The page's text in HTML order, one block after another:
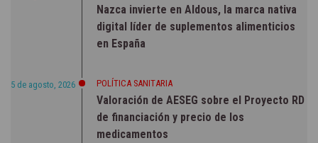
Nazca invierte en Aldous, la marca nativa
digital líder de suplementos alimenticios
en España
5 de agosto, 2026 POLÍTICA SANITARIA
Valoración de AESEG sobre el Proyecto RD
de financiación y precio de los
medicamentos